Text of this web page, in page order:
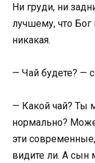
Ни груди, ни
лучшему, что Бог
никакая.
— Чай будете? —
— Какой чай? Ты
нормально?
эти
видите ли. А сын